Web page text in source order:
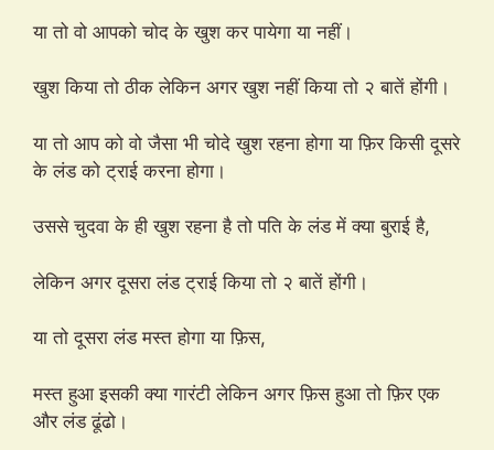
या तो वो आपको चोद के खुश कर पायेगा या नहीं।
खुश किया तो ठीक लेकिन अगर खुश नहीं किया तो २ बातें होंगी।
या तो आप को वो जैसा भी चोदे खुश रहना होगा या फ़िर किसी दूसरे
के लंड को ट्राई करना होगा।
उससे चुदवा के ही खुश रहना है तो पति के लंड में क्या बुराई है,
लेकिन अगर दूसरा लंड ट्राई किया तो २ बातें होंगी।
या तो दूसरा लंड मस्त होगा या फ़िस,
मस्त हुआ इसकी क्या गारंटी लेकिन अगर फ़िस हुआ तो फ़िर एक
और लंड ढूंढो।